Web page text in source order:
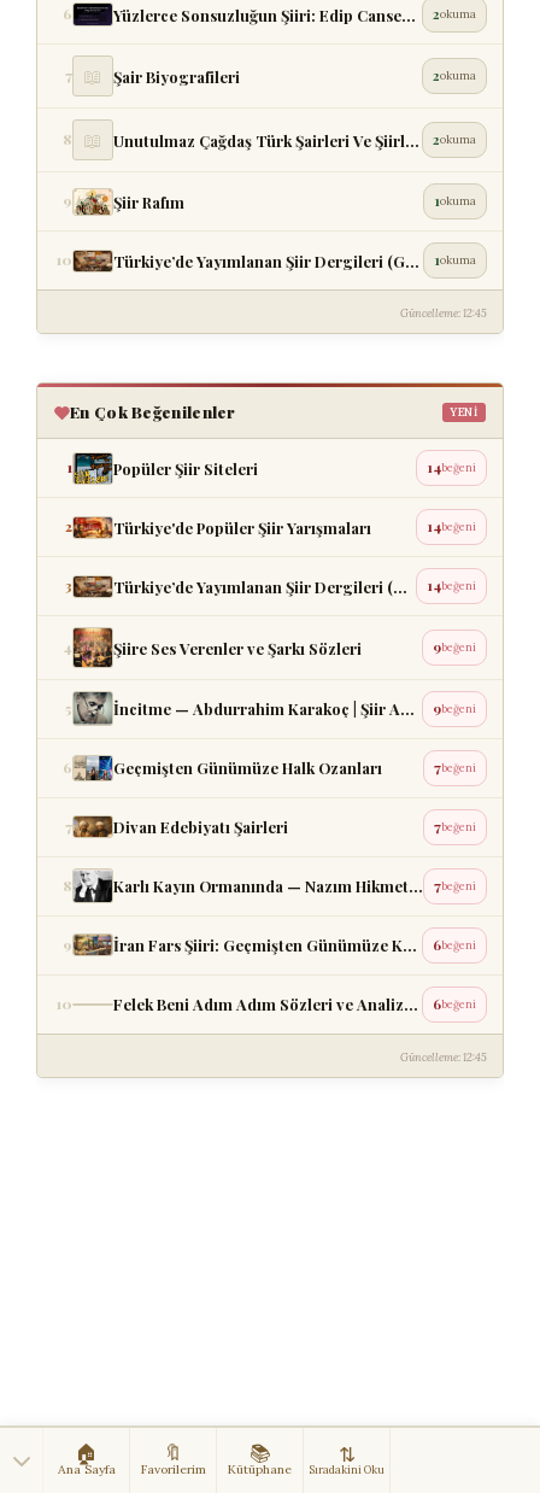
6 Yüzlerce Sonsuzluğun Şiiri: Edip Cansever — Haydar Ergü... 2okuma
7 📖 Şair Biyografileri 2okuma
8 📖 Unutulmaz Çağdaş Türk Şairleri Ve Şiirleri 2okuma
9 Şiir Rafım 1okuma
10 Türkiye’de Yayımlanan Şiir Dergileri (Güncel Liste) 1okuma
Güncelleme: 12:45
En Çok Beğenilenler YENI
1 Popüler Şiir Siteleri 14beğeni
2 Türkiye'de Popüler Şiir Yarışmaları 14beğeni
3 Türkiye’de Yayımlanan Şiir Dergileri (Güncel Liste) 14beğeni
4 Şiire Ses Verenler ve Şarkı Sözleri 9beğeni
5 İncitme — Abdurrahim Karakoç | Şiir Analizi 9beğeni
6 Geçmişten Günümüze Halk Ozanları 7beğeni
7 Divan Edebiyatı Şairleri 7beğeni
8 Karlı Kayın Ormanında — Nazım Hikmet Ran | Şiir Analizi 7beğeni
9 İran Fars Şiiri: Geçmişten Günümüze Kronolojik Bir Yolc... 6beğeni
10 Felek Beni Adım Adım Sözleri ve Analizi – Aşık Özlemi 6beğeni
Güncelleme: 12:45
🏠
Ana Sayfa
🔖
Favorilerim
📚
Kütüphane
⇅
Sıradakini Oku